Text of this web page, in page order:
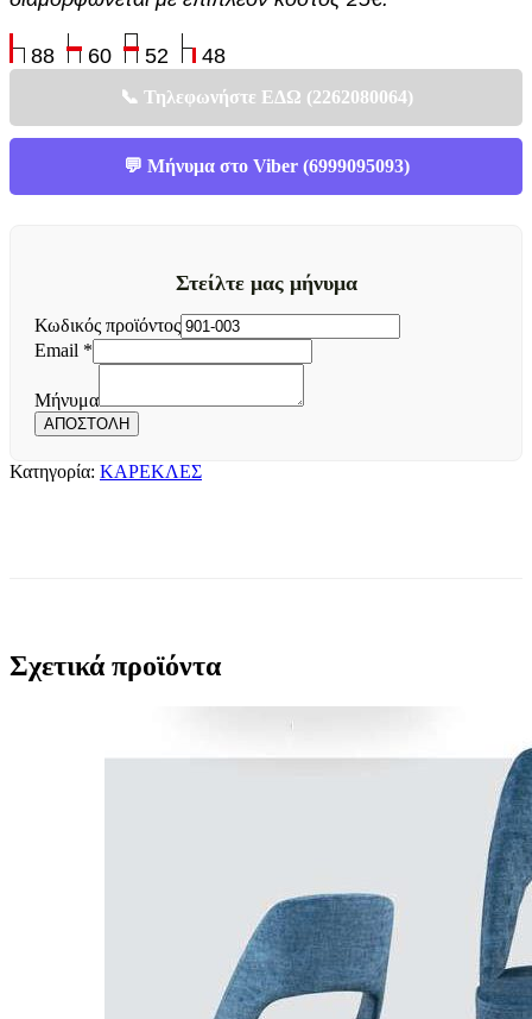
88 60 52 48
📞 Τηλεφωνήστε ΕΔΩ (2262080064)
💬 Μήνυμα στο Viber (6999095093)
Στείλτε μας μήνυμα
προϊόντος
Μήνυμα
Κωδικός
Κωδικός προϊόντος
Email *
Μήνυμα
ΑΠΟΣΤΟΛΗ
Κατηγορία: ΚΑΡΕΚΛΕΣ
Σχετικά προϊόντα